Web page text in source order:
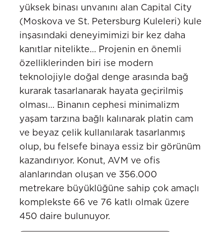
yüksek binası unvanını alan Capital City
(Moskova ve St. Petersburg Kuleleri) kule
inşasındaki deneyimimizi bir kez daha
kanıtlar nitelikte… Projenin en önemli
özelliklerinden biri ise modern
teknolojiyle doğal denge arasında bağ
kurarak tasarlanarak hayata geçirilmiş
olması… Binanın cephesi minimalizm
yaşam tarzına bağlı kalınarak platin cam
ve beyaz çelik kullanılarak tasarlanmış
olup, bu felsefe binaya essiz bir görünüm
kazandırıyor. Konut, AVM ve ofis
alanlarından oluşan ve 356.000
metrekare büyüklüğüne sahip çok amaçlı
komplekste 66 ve 76 katlı olmak üzere
450 daire bulunuyor.